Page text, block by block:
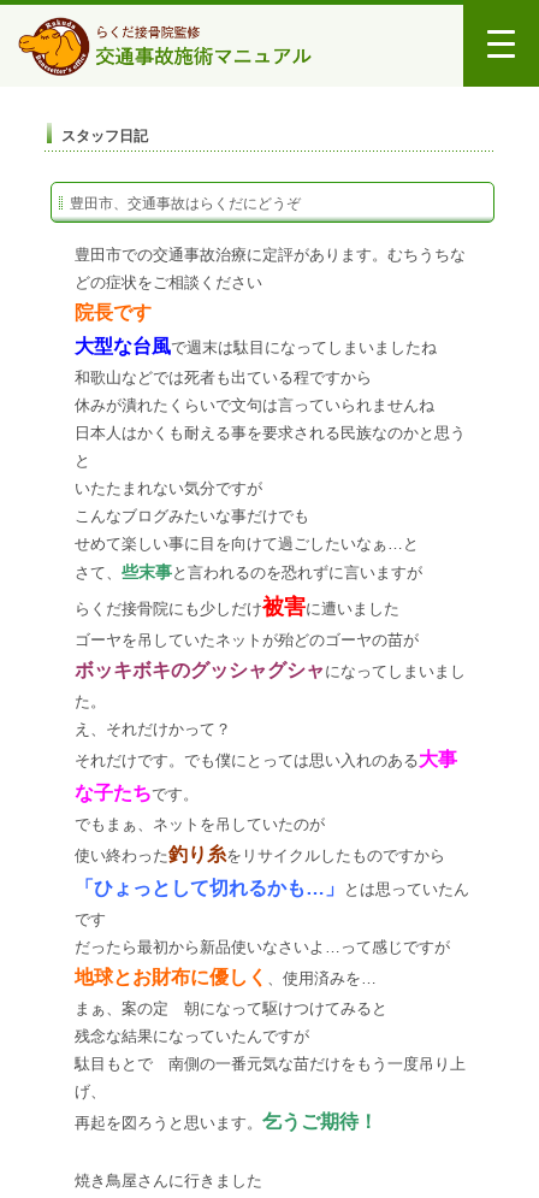
スタッフ日記
豊田市、交通事故はらくだにどうぞ
豊田市での交通事故治療に定評があります。むちうちな
どの症状をご相談ください
院長です
大型な台風で週末は駄目になってしまいましたね
和歌山などでは死者も出ている程ですから
休みが潰れたくらいで文句は言っていられませんね
日本人はかくも耐える事を要求される民族なのかと思う
と
いたたまれない気分ですが
こんなブログみたいな事だけでも
せめて楽しい事に目を向けて過ごしたいなぁ…と
さて、 些末事と言われるのを恐れずに言いますが
らくだ接骨院にも少しだけ被害に遭いました
ゴーヤを吊していたネットが殆どのゴーヤの苗が
ボッキボキのグッシャグシャ になってしまいまし
た。
え、それだけかって？
それだけです。でも僕にとっては思い入れのある大事
な子たちです。
でもまぁ、ネットを吊していたのが
使い終わった釣り糸をリサイクルしたものですから
「ひょっとして切れるかも…」
とは思っていたん
です
だったら最初から新品使いなさいよ…って感じですが
地球とお財布に優しく 、使用済みを…
まぁ、案の定 朝になって駆けつけてみると
残念な結果になっていたんですが
駄目もとで 南側の一番元気な苗だけをもう一度吊り上
げ、
再起を図ろうと思います。 乞うご期待！
焼き鳥屋さんに行きました